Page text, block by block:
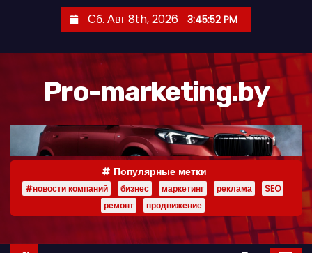
р
Сб. Авг 8th, 2026 3:45:53 PM
Pro-marketing.by
Популярные метки
#новости компаний бизнес маркетинг реклама
SEO
ремонт
продвижение